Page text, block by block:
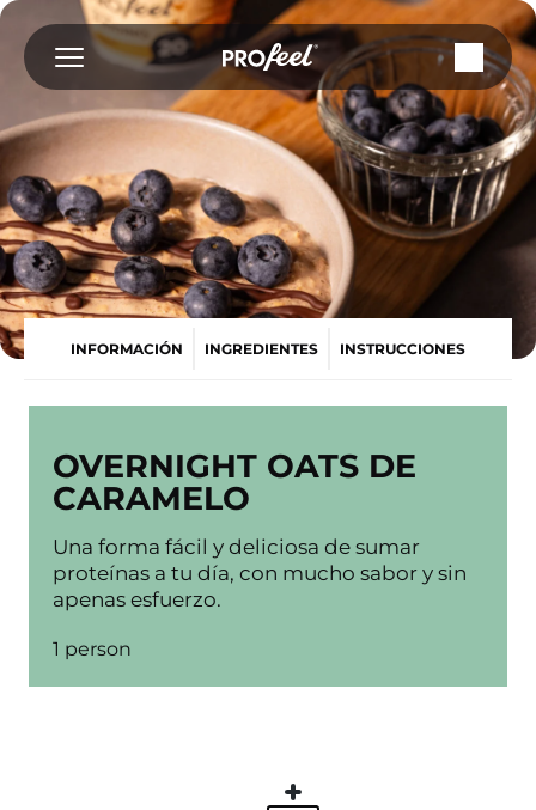
Saltar
contenido
INFORMACIÓN INGREDIENTES INSTRUCCIONES
OVERNIGHT OATS DE
CARAMELO
Una forma fácil y deliciosa de sumar
proteínas a tu día, con mucho sabor y sin
apenas esfuerzo.
1 person